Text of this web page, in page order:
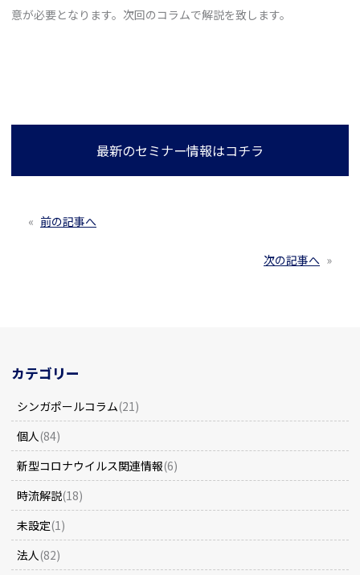
意が必要となります。次回のコラムで解説を致します。
最新のセミナー情報はコチラ
« 前の記事へ
次の記事へ »
カテゴリー
シンガポールコラム(21)
個人 (84)
新型コロナウイルス関連情報(6)
時流解説(18)
未設定(1)
法人 (82)